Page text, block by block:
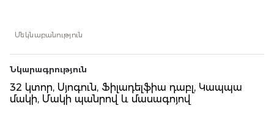
Մեկնաբանություն
Նկարագրություն
32 կտոր, Սյոգուն, Ֆիլադելֆիա դաբլ, Կապպա
մակի, Մակի պանրով և մասագոյով